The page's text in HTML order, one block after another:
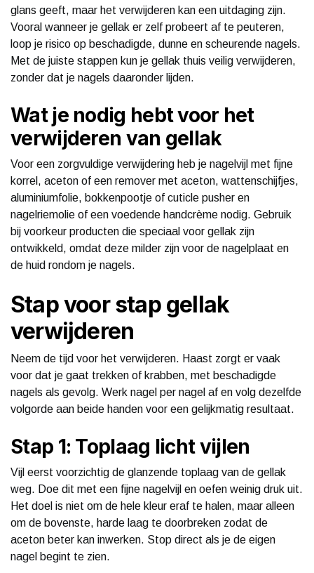
glans geeft, maar het verwijderen kan een uitdaging zijn.
Vooral wanneer je gellak er zelf probeert af te peuteren,
loop je risico op beschadigde, dunne en scheurende nagels.
Met de juiste stappen kun je gellak thuis veilig verwijderen,
zonder dat je nagels daaronder lijden.
Wat je nodig hebt voor het
verwijderen van gellak
Voor een zorgvuldige verwijdering heb je nagelvijl met fijne
korrel, aceton of een remover met aceton, wattenschijfjes,
aluminiumfolie, bokkenpootje of cuticle pusher en
nagelriemolie of een voedende handcrème nodig. Gebruik
bij voorkeur producten die speciaal voor gellak zijn
ontwikkeld, omdat deze milder zijn voor de nagelplaat en
de huid rondom je nagels.
Stap voor stap gellak
verwijderen
Neem de tijd voor het verwijderen. Haast zorgt er vaak
voor dat je gaat trekken of krabben, met beschadigde
nagels als gevolg. Werk nagel per nagel af en volg dezelfde
volgorde aan beide handen voor een gelijkmatig resultaat.
Stap 1: Toplaag licht vijlen
Vijl eerst voorzichtig de glanzende toplaag van de gellak
weg. Doe dit met een fijne nagelvijl en oefen weinig druk uit.
Het doel is niet om de hele kleur eraf te halen, maar alleen
om de bovenste, harde laag te doorbreken zodat de
aceton beter kan inwerken. Stop direct als je de eigen
nagel begint te zien.